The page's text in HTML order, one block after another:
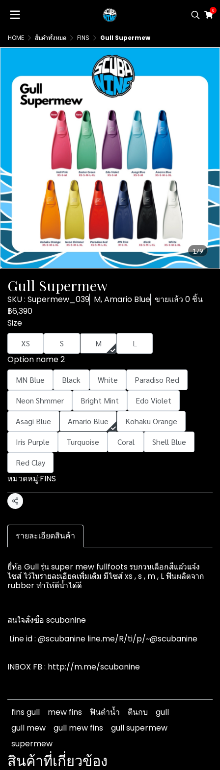
0
HOME สินค้าทั้งหมด FINS Gull Supermew
1/9
Gull Supermew
SKU : Supermew_039 M, Amario Blue ขายแล้ว 0 ชิ้น
฿6,390
Size
XS S M L
Option name 2
MN Blue Black White
Paradiso Red
Neon Shmmer
Bright Mint
Edo Violet
Asagi Blue
Amario Blue
Kohaku Orange
Iris Purple
Turquoise Coral
Shell Blue
Red Clay
หมวดหมู่:FINS
แชร์
รายละเอียดสินค้า
ยี่ห้อ Gull รุ่น super mew fullfoots รบกวนเลือกสีแล้วแจ้ง
ไซส์ ไว้ในรายละเอียดเพิ่มเติม มีไซส์ xs , s , m , L ฟินผลิตจาก
rubber ทำให้ตีน้ำได้ดี
สนใจสั่งซื้อ scubanine
️ Line id : @scubanine line.me/R/ti/p/~@scubanine
INBOX FB : http://m.me/scubanine
fins gull mew fins ฟินดำน้ำ ตีนกบ
gull
gull mew
gull mew fins
gull supermew
supermew
สินค้าที่เกี่ยวข้อง